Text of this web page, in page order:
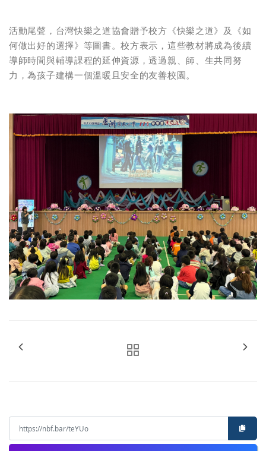
活動尾聲，台灣快樂之道協會贈予校方《快樂之道》及《如
何做出好的選擇》等圖書。校方表示，這些教材將成為後續
導師時間與輔導課程的延伸資源，透過親、師、生共同努
力，為孩子建構一個溫暖且安全的友善校園。